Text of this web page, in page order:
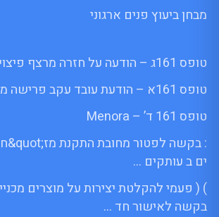
מבחן ביעוץ פנים ארגוני
טופס 161ג – הודעה על חזרה מרצף פיצויים / קיצבה
טופס 161א – הודעת עובד עקב פרישה מעבודה
טופס 161 ד’ – Menora
ים ב עותקים …
) ( פעמי להקלטת יצירות על מוצרים
בקשה לאישור חד …